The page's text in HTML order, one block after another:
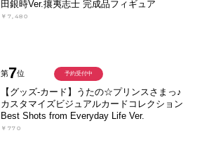
田銀時Ver.攘夷志士 完成品フィギュア
￥7,480
第7位
【グッズ-カード】うたの☆プリンスさまっ♪
カスタマイズビジュアルカードコレクション
Best Shots from Everyday Life Ver.
￥770
予約受付中